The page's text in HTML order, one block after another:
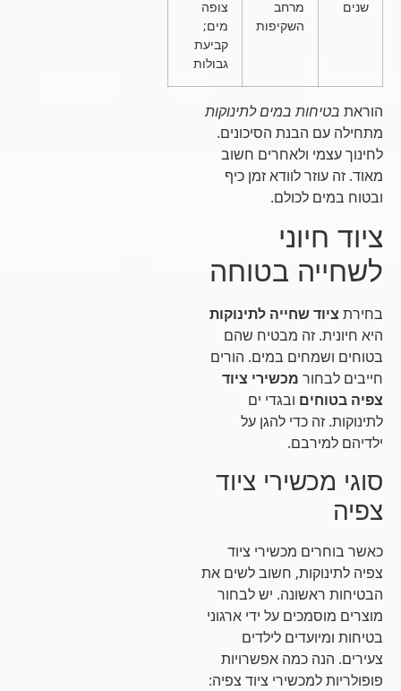
שנים
מרחב
השקיפות
צופה
מים;
קביעת
גבולות
הוראתבטיחות במים לתינוקות
מתחילה עם הבנת הסיכונים.
לחינוך עצמי ולאחרים חשוב
מאוד. זה עוזר לוודא זמן כיף
ובטוח במים לכולם.
ציוד חיוני
לשחייה בטוחה
בחירתציוד שחייה לתינוקות
היא חיונית. זה מבטיח שהם
בטוחים ושמחים במים. הורים
חייבים לבחורמכשירי ציוד
צפיה בטוחיםובגדי ים
לתינוקות. זה כדי להגן על
ילדיהם למירבם.
סוגי מכשירי ציוד
צפיה
כאשר בוחרים מכשירי ציוד
צפיה לתינוקות, חשוב לשים את
הבטיחות ראשונה. יש לבחור
מוצרים מוסמכים על ידי ארגוני
בטיחות ומיועדים לילדים
צעירים. הנה כמה אפשרויות
פופולריות למכשירי ציוד צפיה: